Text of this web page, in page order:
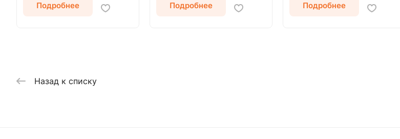
Подробнее Подробнее Подробнее
Назад к списку